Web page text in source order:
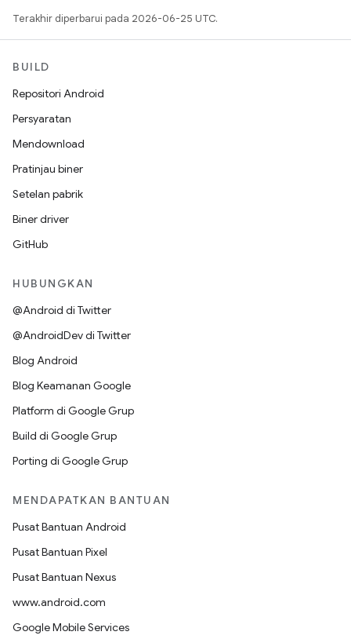
Terakhir diperbarui pada 2026-06-25 UTC.
BUILD
Repositori Android
Persyaratan
Mendownload
Pratinjau biner
Setelan pabrik
Biner driver
GitHub
HUBUNGKAN
@Android di Twitter
@AndroidDev di Twitter
Blog Android
Blog Keamanan Google
Platform di Google Grup
Build di Google Grup
Porting di Google Grup
MENDAPATKAN BANTUAN
Pusat Bantuan Android
Pusat Bantuan Pixel
Pusat Bantuan Nexus
www.android.com
Google Mobile Services